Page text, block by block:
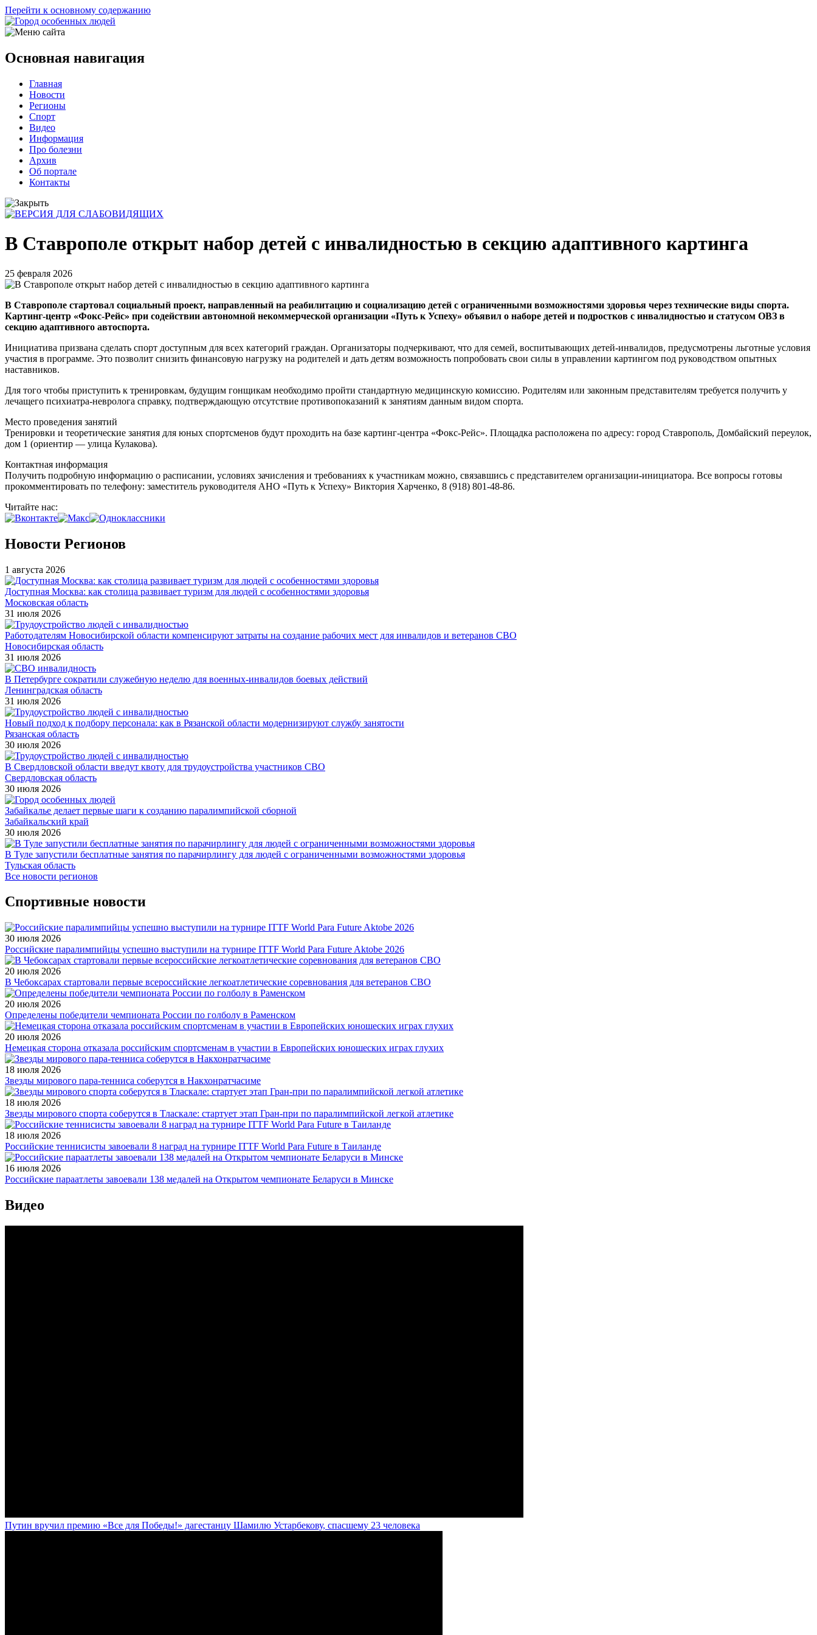
Перейти к основному содержанию
Основная навигация
Главная
Новости
Регионы
Спорт
Видео
Информация
Про болезни
Архив
Об портале
Контакты
В Ставрополе открыт набор детей с инвалидностью в секцию адаптивного картинга
25 февраля 2026
В Ставрополе стартовал социальный проект, направленный на реабилитацию и социализацию детей с ограниченными возможностями здоровья через технические виды спорта.
Картинг-центр «Фокс-Рейс» при содействии автономной некоммерческой организации «Путь к Успеху» объявил о наборе детей и подростков с инвалидностью и статусом ОВЗ в
секцию адаптивного автоспорта.
Инициатива призвана сделать спорт доступным для всех категорий граждан. Организаторы подчеркивают, что для семей, воспитывающих детей-инвалидов, предусмотрены льготные условия
участия в программе. Это позволит снизить финансовую нагрузку на родителей и дать детям возможность попробовать свои силы в управлении картингом под руководством опытных
наставников.
Для того чтобы приступить к тренировкам, будущим гонщикам необходимо пройти стандартную медицинскую комиссию. Родителям или законным представителям требуется получить у
лечащего психиатра-невролога справку, подтверждающую отсутствие противопоказаний к занятиям данным видом спорта.
Место проведения занятий
Тренировки и теоретические занятия для юных спортсменов будут проходить на базе картинг-центра «Фокс-Рейс». Площадка расположена по адресу: город Ставрополь, Домбайский переулок,
дом 1 (ориентир — улица Кулакова).
Контактная информация
Получить подробную информацию о расписании, условиях зачисления и требованиях к участникам можно, связавшись с представителем организации-инициатора. Все вопросы готовы
прокомментировать по телефону: заместитель руководителя АНО «Путь к Успеху» Виктория Харченко, 8 (918) 801-48-86.
Читайте нас:
Новости Регионов
1 августа 2026
Доступная Москва: как столица развивает туризм для людей с особенностями здоровья
Московская область
31 июля 2026
Работодателям Новосибирской области компенсируют затраты на создание рабочих мест для инвалидов и ветеранов СВО
Новосибирская область
31 июля 2026
В Петербурге сократили служебную неделю для военных-инвалидов боевых действий
Ленинградская область
31 июля 2026
Новый подход к подбору персонала: как в Рязанской области модернизируют службу занятости
Рязанская область
30 июля 2026
В Свердловской области введут квоту для трудоустройства участников СВО
Свердловская область
30 июля 2026
Забайкалье делает первые шаги к созданию паралимпийской сборной
Забайкальский край
30 июля 2026
В Туле запустили бесплатные занятия по парачирлингу для людей с ограниченными возможностями здоровья
Тульская область
Все новости регионов
Спортивные новости
30 июля 2026
Российские паралимпийцы успешно выступили на турнире ITTF World Para Future Aktobe 2026
20 июля 2026
В Чебоксарах стартовали первые всероссийские легкоатлетические соревнования для ветеранов СВО
20 июля 2026
Определены победители чемпионата России по голболу в Раменском
20 июля 2026
Немецкая сторона отказала российским спортсменам в участии в Европейских юношеских играх глухих
18 июля 2026
Звезды мирового пара-тенниса соберутся в Накхонратчасиме
18 июля 2026
Звезды мирового спорта соберутся в Тласкале: стартует этап Гран-при по паралимпийской легкой атлетике
18 июля 2026
Российские теннисисты завоевали 8 наград на турнире ITTF World Para Future в Таиланде
16 июля 2026
Российские параатлеты завоевали 138 медалей на Открытом чемпионате Беларуси в Минске
Видео
Путин вручил премию «Все для Победы!» дагестанцу Шамилю Устарбекову, спасшему 23 человека